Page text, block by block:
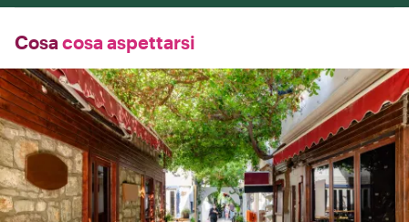
Cosa cosa aspettarsi